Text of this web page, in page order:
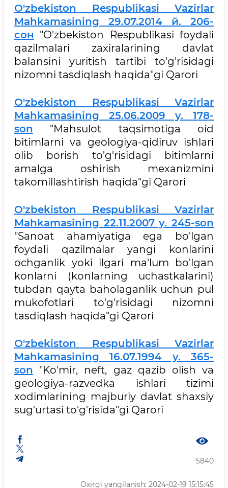
O'zbekiston Respublikasi Vazirlar
Mahkamasining 29.07.2014 й. 206-
сон "O'zbekiston Respublikasi foydali
qazilmalari zaxiralarining davlat
balansini yuritish tartibi to'g'risidagi
nizomni tasdiqlash haqida"gi Qarori
O'zbekiston Respublikasi Vazirlar
Mahkamasining 25.06.2009 y. 178-
son "Mahsulot taqsimotiga oid
bitimlarni va geologiya-qidiruv ishlari
olib borish to'g'risidagi bitimlarni
amalga oshirish mexanizmini
takomillashtirish haqida"gi Qarori
O'zbekiston Respublikasi Vazirlar
Mahkamasining 22.11.2007 y. 245-son
"Sanoat ahamiyatiga ega bo'lgan
foydali qazilmalar yangi konlarini
ochganlik yoki ilgari ma'lum bo'lgan
konlarni (konlarning uchastkalarini)
tubdan qayta baholaganlik uchun pul
mukofotlari to'g'risidagi nizomni
tasdiqlash haqida"gi Qarori
O'zbekiston Respublikasi Vazirlar
Mahkamasining 16.07.1994 y. 365-
son "Ko'mir, neft, gaz qazib olish va
geologiya-razvedka ishlari tizimi
xodimlarining majburiy davlat shaxsiy
sug'urtasi to'g'risida"gi Qarori
5840
Oxirgi yangilanish: 2024-02-19 15:15:45